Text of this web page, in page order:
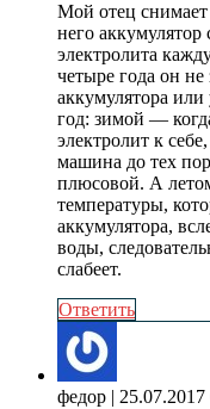
Мой отец
него аккумулятор
электролита
четыре года он
аккумулятора или
год: зимой —
электролит к
машина до тех
плюсовой. А
температуры,
аккумулятора,
воды,
слабеет.
Ответить
федор | 25.07.2017